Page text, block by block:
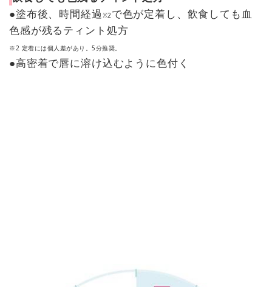
●塗布後、時間経過 ※2で色が定着し、飲食しても血
色感が残るティント処方
※2 定着には個人差があり。5分推奨。
●高密着で唇に溶け込むように色付く